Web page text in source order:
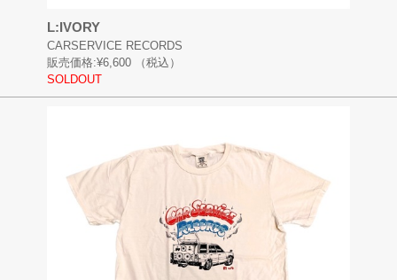
L:IVORY
CARSERVICE RECORDS
販売価格:¥6,600
（税込）
SOLDOUT